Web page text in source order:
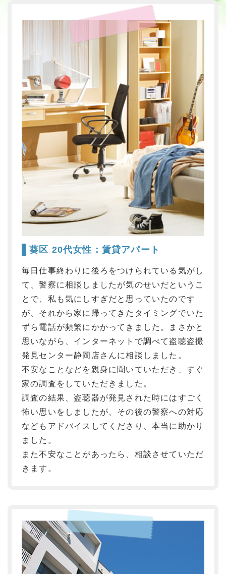
葵区 20代女性： 賃貸アパート
毎日仕事終わりに後ろをつけられている気がし
て、警察に相談しましたが気のせいだというこ
とで、私も気にしすぎだと思っていたのです
が、それから家に帰ってきたタイミングでいた
ずら電話が頻繁にかかってきました。まさかと
思いながら、インターネットで調べて盗聴盗撮
発見センター静岡店さんに相談しました。
不安なことなどを親身に聞いていただき、すぐ
家の調査をしていただきました。
調査の結果、盗聴器が発見された時にはすごく
怖い思いをしましたが、その後の警察への対応
などもアドバイスしてくださり、本当に助かり
ました。
また不安なことがあったら、相談させていただ
きます。